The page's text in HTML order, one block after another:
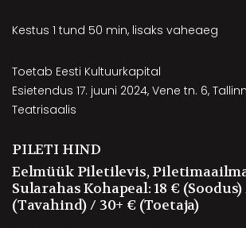
Kestus 1 tund 50 min, lisaks vaheaeg
Toetab Eesti Kultuurkapital
Esietendus 17. juuni 2024, Vene tn. 6,
Teatrisaalis
PILETI HIND
Eelmüük Piletilevis,
Sularahas Kohapeal: 18 €
(tavahind) / 30+ € (toetaja)